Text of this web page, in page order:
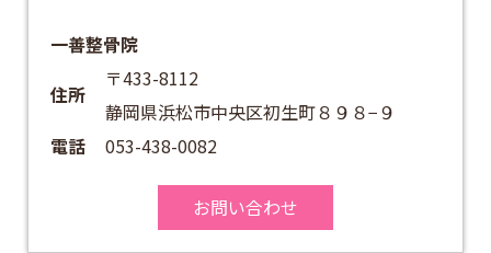
一善整骨院
住所
〒433-8112
静岡県浜松市中央区初生町８９８−９
電話
053-438-0082
お問い合わせ